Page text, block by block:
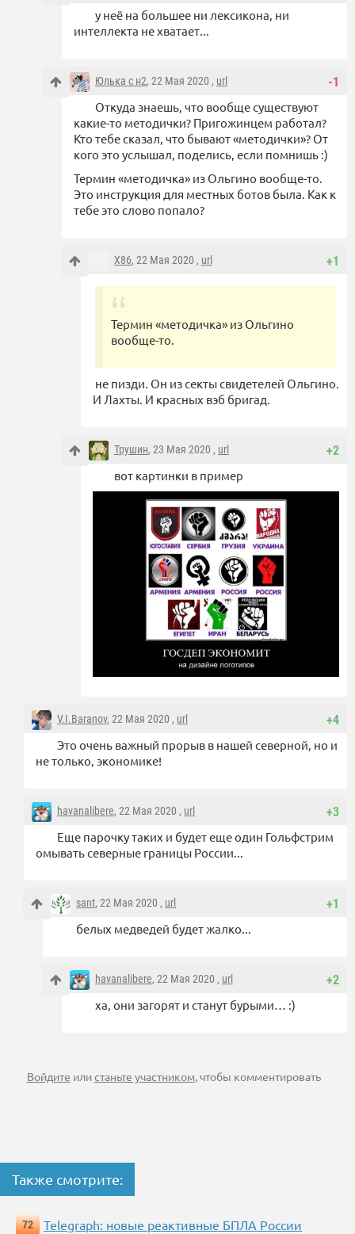
у неё на большее ни лексикона, ни
интеллекта не хватает...
-1
Юлька с н2, 22 Мая 2020 , url
Откуда знаешь, что вообще существуют
какие-то методички? Пригожинцем работал?
Кто тебе сказал, что бывают «методички»? От
кого это услышал, поделись, если помнишь :)
Термин «методичка» из Ольгино вообще-то.
Это инструкция для местных ботов была. Как к
тебе это слово попало?
+1
X86, 22 Мая 2020 , url
Термин «методичка» из Ольгино
вообще-то.
не пизди. Он из секты свидетелей Ольгино.
И Лахты. И красных вэб бригад.
+2
Трушин, 23 Мая 2020 , url
вот картинки в пример
+4
V.I.Baranov, 22 Мая 2020 , url
Это очень важный прорыв в нашей северной, но и
не только, экономике!
+3
havanalibere, 22 Мая 2020 , url
Еще парочку таких и будет еще один Гольфстрим
омывать северные границы России...
+1
sant, 22 Мая 2020 , url
белых медведей будет жалко...
+2
havanalibere, 22 Мая 2020 , url
ха, они загорят и станут бурыми… :)
Войдите илистаньте участником , чтобы комментировать
Также смотрите:
72
Telegraph: новые реактивные БПЛА России